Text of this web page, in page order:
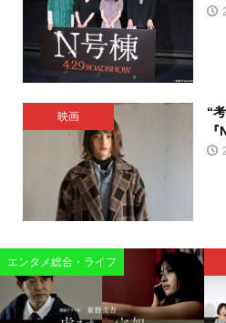
映画
“
エンタメ総合・ライフ